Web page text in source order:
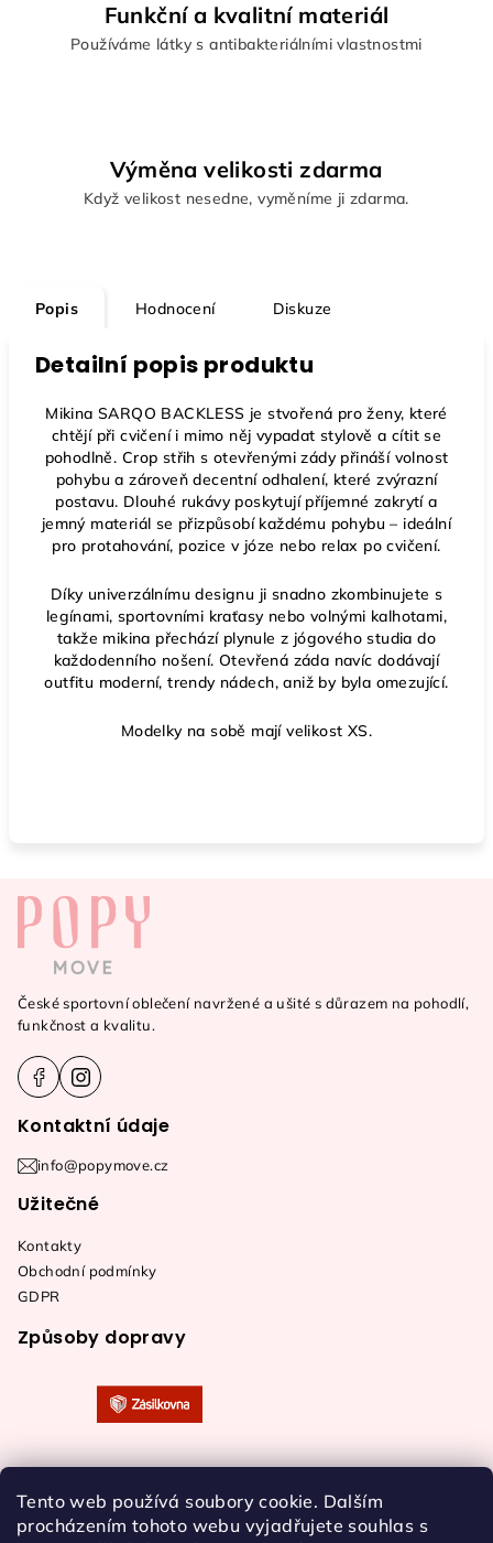
Tento web používá soubory cookie. Dalším
procházením tohoto webu vyjadřujete souhlas s
Funkční a kvalitní materiál
Používáme látky s antibakteriálními vlastnostmi
Výměna velikosti zdarma
Když velikost nesedne, vyměníme ji zdarma.
Popis Hodnocení Diskuze
Detailní popis produktu
Mikina SARQO BACKLESS je stvořená pro ženy, které
chtějí při cvičení i mimo něj vypadat stylově a cítit se
pohodlně. Crop střih s otevřenými zádypřináší volnost
pohybu a zároveň decentní odhalení, které zvýrazní
postavu. Dlouhé rukávy poskytují příjemné zakrytí a
jemný materiál se přizpůsobí každému pohybu – ideální
pro protahování, pozice v józe nebo relax po cvičení.
Díky univerzálnímu designu ji snadno zkombinujete s
legínami, sportovními kraťasy nebo volnými kalhotami,
takže mikina přechází plynule z jógového studia do
každodenního nošení. Otevřená záda navíc dodávají
outfitu moderní, trendy nádech, aniž by byla omezující.
Modelky na sobě mají velikost XS.
České sportovní oblečení navržené a ušité s důrazem na pohodlí,
funkčnost a kvalitu.
Kontaktní údaje
info@popymove.cz
Užitečné
Kontakty
Obchodní podmínky
GDPR
Způsoby dopravy